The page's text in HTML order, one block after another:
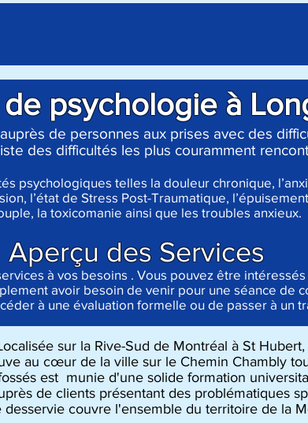
psychologie à
de personnes aux prises avec des
des difficultés les plus couramment
psychologiques telles la douleur chronique,
l’état de Stress Post-Traumatique,
la toxicomanie ainsi que les troubles anxieux.
Aperçu des Services
à vos besoins . Vous pouvez être
avoir besoin de venir pour une séance de
à une évaluation formelle ou de passer à un
sur la Rive-Sud de Montréal à St Hubert,
au cœur de la ville sur le Chemin Chambly
est munie d'une solide formation
de clients présentant des problématiques
desservie couvre l'ensemble du territoire de la